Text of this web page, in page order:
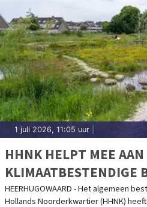
1 juli 2026, 11:05 uur
HHNK HELPT MEE AAN
KLIMAATBESTENDIGE
OMGEVING
HEERHUGOWAARD - Het algemeen
Hollands Noorderkwartier (HHNK)